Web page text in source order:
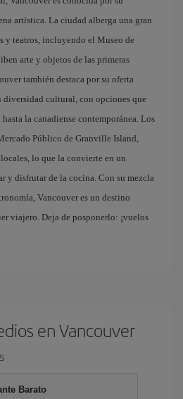
artística. La ciudad alberga una gran
y teatros, incluyendo el Museo de
arte y objetos de las primeras
también destaca por su oferta
diversidad cultural, con opciones que
la canadiense contemporánea. Los
Público de Granville Island,
lo que la convierte en un
y disfrutar de la cocina. Con su mezcla
Vancouver es un destino
viajero. Deja de posponerlo: ¡vuelos
en Vancouver
Barato